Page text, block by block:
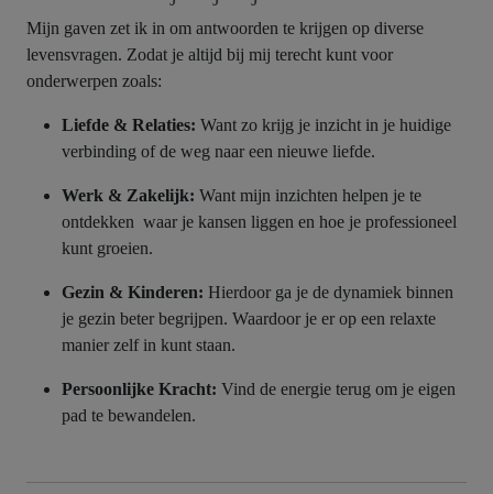
Mijn gaven zet ik in om antwoorden te krijgen op diverse
levensvragen. Zodat je altijd bij mij terecht kunt voor
onderwerpen zoals:
Liefde & Relaties: Want zo krijg je inzicht in je huidige
verbinding of de weg naar een nieuwe liefde.
Werk & Zakelijk: Want mijn inzichten helpen je te
ontdekken waar je kansen liggen en hoe je professioneel
kunt groeien.
Gezin & Kinderen: Hierdoor ga je de dynamiek binnen
je gezin beter begrijpen. Waardoor je er op een relaxte
manier zelf in kunt staan.
Persoonlijke Kracht: Vind de energie terug om je eigen
pad te bewandelen.